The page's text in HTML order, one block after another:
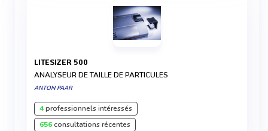
LITESIZER 500
ANALYSEUR DE TAILLE DE PARTICULES
ANTON PAAR
4professionnels intéressés
656consultations récentes